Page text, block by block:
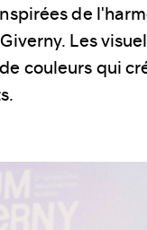
de
Les
couleurs qui